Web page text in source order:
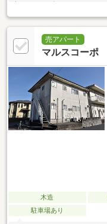
坪）S49.8築 2LDK）
売アパート
マルスコーポ
木造
駐車場あり